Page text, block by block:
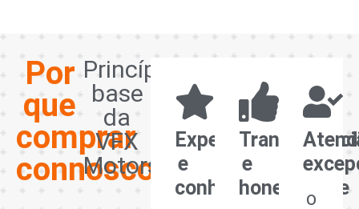
Por
que
comprar
connosco?
Princípios
base
da
VFX
Motors
Experiência
e
conhecimento
e
honestidade
O